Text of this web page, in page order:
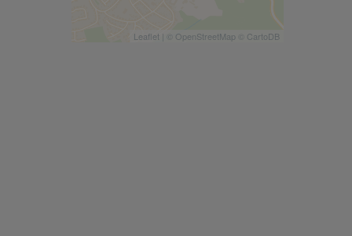
Leaflet | © OpenStreetMap © CartoDB